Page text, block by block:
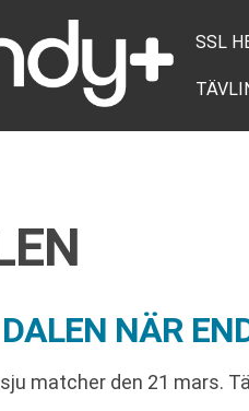
SSL
NÄR
matcher den 21 mars.